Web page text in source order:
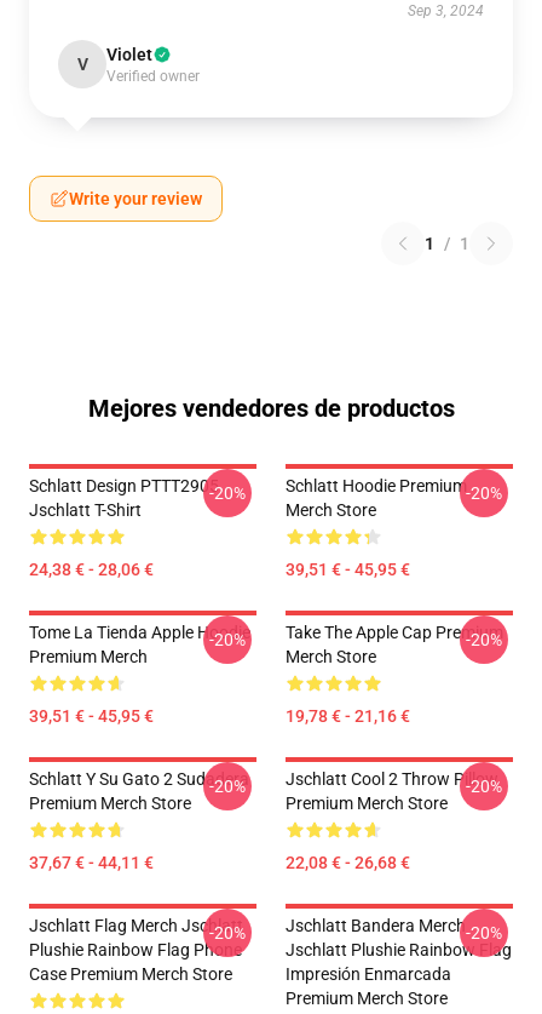
Sep 3, 2024
V Violet
Verified owner
Write your review
1 / 1
Mejores vendedores de productos
Schlatt Design PTTT2905
Jschlatt T-Shirt
24,38 € - 28,06 €
-20%
Schlatt Hoodie Premium
Merch Store
39,51 € - 45,95 €
-20%
Tome La Tienda Apple Hoodie
Premium Merch
39,51 € - 45,95 €
-20%
Take The Apple Cap Premium
Merch Store
19,78 € - 21,16 €
-20%
Schlatt Y Su Gato 2 Sudadera
Premium Merch Store
37,67 € - 44,11 €
-20%
Jschlatt Cool 2 Throw Pillow
Premium Merch Store
22,08 € - 26,68 €
-20%
Jschlatt Flag Merch Jschlatt
Plushie Rainbow Flag Phone
Case Premium Merch Store
-20%
Jschlatt Bandera Merch
Jschlatt Plushie Rainbow Flag
Impresión Enmarcada
Premium Merch Store
-20%